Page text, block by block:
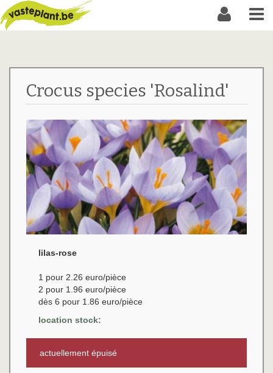
Crocus species 'Rosalind'
lilas-rose
1 pour 2.26 euro/pièce
2 pour 1.96 euro/pièce
dès 6 pour 1.86 euro/pièce
location stock:
actuellement épuisé